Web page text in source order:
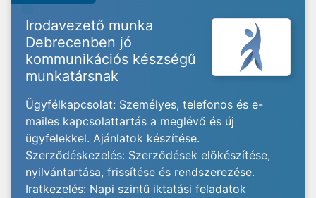
Irodavezető munka
Debrecenben jó
kommunikációs készségű
munkatársnak
Ügyfélkapcsolat: Személyes, telefonos és e-
mailes kapcsolattartás a meglévő és új
ügyfelekkel. Ajánlatok készítése.
Szerződéskezelés: Szerződések előkészítése,
nyilvántartása, frissítése és rendszerezése.
Iratkezelés: Napi szintű iktatási feladatok